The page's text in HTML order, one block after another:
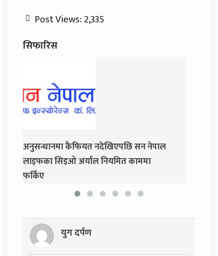
Post Views:2,335
सिफारिस
सन नेपाल
नियमित काममा
जय नेपाल पार्टी खोल्दै धवल शम्शेर र
प्रसाईं, साउन २८ गते निर्वाचन
युग दर्पण